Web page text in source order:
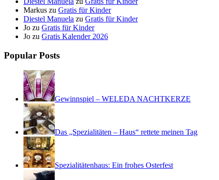
Markus zu Gratis für Kinder
Diestel Manuela zu Gratis für Kinder
Jo zu Gratis für Kinder
Jo zu Gratis Kalender 2026
Popular Posts
Gewinnspiel – WELEDA NACHTKERZE
Das „Spezialitäten – Haus“ rettete meinen Tag
Spezialitätenhaus: Ein frohes Osterfest